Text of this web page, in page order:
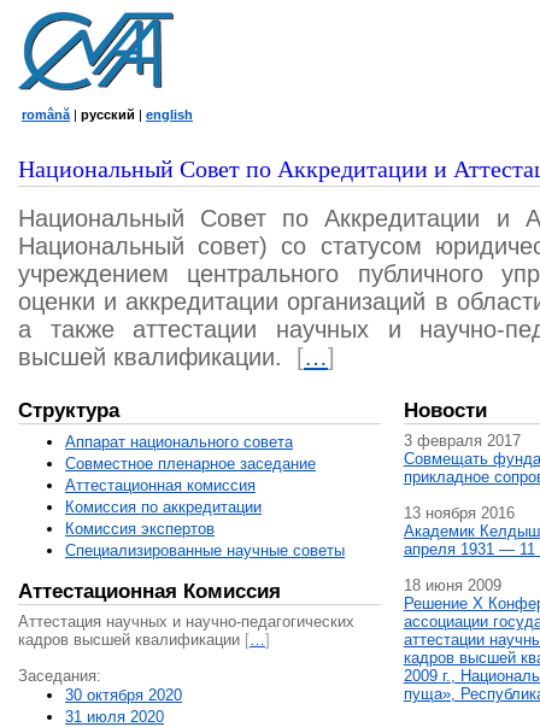
română | русский | english
Национальный Совет по Аккредитации и
Национальный Совет по Аккредитации и
Национальный совет) со статусом
учреждением центрального публичного
оценки и аккредитации организаций в
а также аттестации научных и научно-
высшей квалификации.
[…]
Структура
Аппарат национального совета
Совместное пленарное заседание
Аттестационная комисcия
Комиссия по аккредитации
Комиссия экспертов
Специализированные научные советы
Аттестационная Комиссия
Аттестация научных и научно-педагогических
кадров высшей квалификации […]
Заседания:
30 октября 2020
31 июля 2020
Новости
3 февраля 2017
Совмещать
прикладное
13 ноября 2016
Академик
апреля 1931 — 11
18 июня 2009
Решение X
ассоциации
аттестации
кадров высшей
2009 г.,
пуща»,